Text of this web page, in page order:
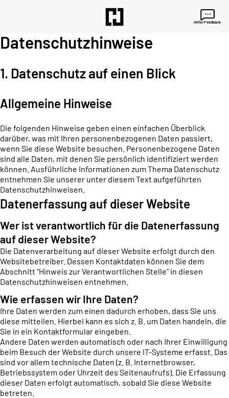
Hilfe/Feedback
Datenschutzhinweise
1. Datenschutz auf einen Blick
Allgemeine Hinweise
Die folgenden Hinweise geben einen einfachen Überblick
darüber, was mit Ihren personenbezogenen Daten passiert,
wenn Sie diese Website besuchen. Personenbezogene Daten
sind alle Daten, mit denen Sie persönlich identifiziert werden
können. Ausführliche Informationen zum Thema Datenschutz
entnehmen Sie unserer unter diesem Text aufgeführten
Datenschutzhinweisen.
Datenerfassung auf dieser Website
Wer ist verantwortlich für die Datenerfassung
auf dieser Website?
Die Datenverarbeitung auf dieser Website erfolgt durch den
Websitebetreiber. Dessen Kontaktdaten können Sie dem
Abschnitt "Hinweis zur Verantwortlichen Stelle" in diesen
Datenschutzhinweisen entnehmen.
Wie erfassen wir Ihre Daten?
Ihre Daten werden zum einen dadurch erhoben, dass Sie uns
diese mitteilen. Hierbei kann es sich z. B. um Daten handeln, die
Sie in ein Kontaktformular eingeben.
Andere Daten werden automatisch oder nach Ihrer Einwilligung
beim Besuch der Website durch unsere IT-Systeme erfasst. Das
sind vor allem technische Daten (z. B. Internetbrowser,
Betriebssystem oder Uhrzeit des Seitenaufrufs). Die Erfassung
dieser Daten erfolgt automatisch, sobald Sie diese Website
betreten.